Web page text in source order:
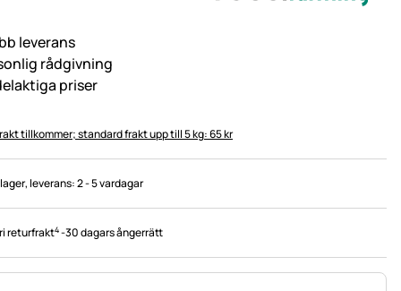
leverans
rådgivning
priser
tillkommer; standard frakt upp till 5 kg: 65 kr
, leverans:2 - 5 vardagar
returfrakt4-30 dagars ångerrätt